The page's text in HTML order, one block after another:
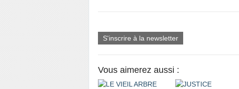
S'inscrire à la newsletter
Vous aimerez aussi :